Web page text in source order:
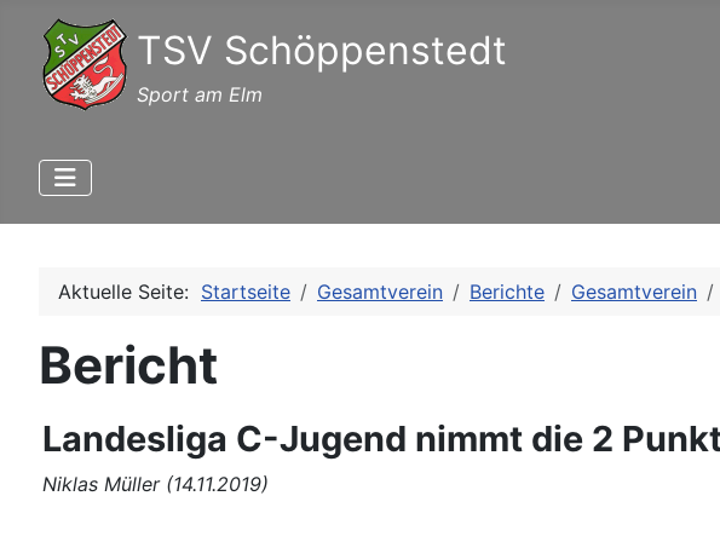
TSV Schöppenstedt
Sport am Elm
Aktuelle Seite: Startseite Gesamtverein Berichte Gesamtverein
Bericht
Landesliga C-Jugend nimmt die 2
Niklas Müller (14.11.2019)